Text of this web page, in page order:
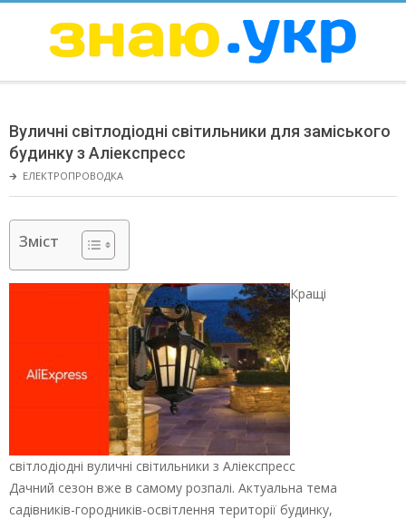
ЗНАЮ
Menu
Вуличні світлодіодні світильники для заміського
будинку з Аліекспресс
🡲 ЕЛЕКТРОПРОВОДКА
Зміст
Кращі
світлодіодні вуличні світильники з Аліекспресс
Дачний сезон вже в самому розпалі. Актуальна тема
садівників-городників-освітлення території будинку,